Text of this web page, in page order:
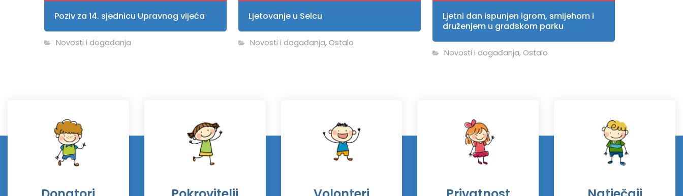
Poziv za 14. sjednicu Upravnog vijeća
Novosti i događanja
Ljetovanje u Selcu
Novosti i događanja, Ostalo
Ljetni dan ispunjen igrom, smijehom i
druženjem u gradskom parku
Novosti i događanja, Ostalo